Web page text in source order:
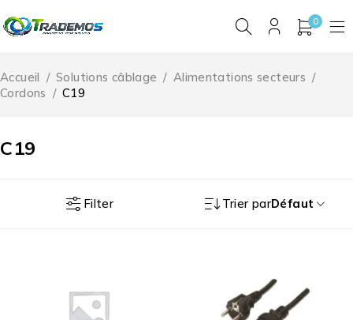
0
C19
Accueil / Solutions câblage / Alimentations secteurs /
Cordons / C19
Filter Trier parDéfaut